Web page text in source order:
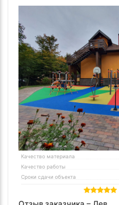
Качество материала
Качество работы
Сроки сдачи объекта